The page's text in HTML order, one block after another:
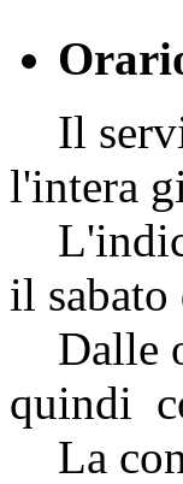
Il
l'intera
il sabato
Dalle
quindi
La